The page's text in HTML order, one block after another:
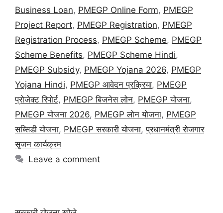
Business Loan, PMEGP Online Form, PMEGP
Project Report, PMEGP Registration, PMEGP
Registration Process, PMEGP Scheme, PMEGP
Scheme Benefits, PMEGP Scheme Hindi,
PMEGP Subsidy, PMEGP Yojana 2026, PMEGP
Yojana Hindi, PMEGP आवेदन प्रक्रिया, PMEGP
प्रोजेक्ट रिपोर्ट, PMEGP बिजनेस लोन, PMEGP योजना,
PMEGP योजना 2026, PMEGP लोन योजना, PMEGP
सब्सिडी योजना, PMEGP सरकारी योजना,प्रधानमंत्री रोजगार
सृजन कार्यक्रम
Leave a comment